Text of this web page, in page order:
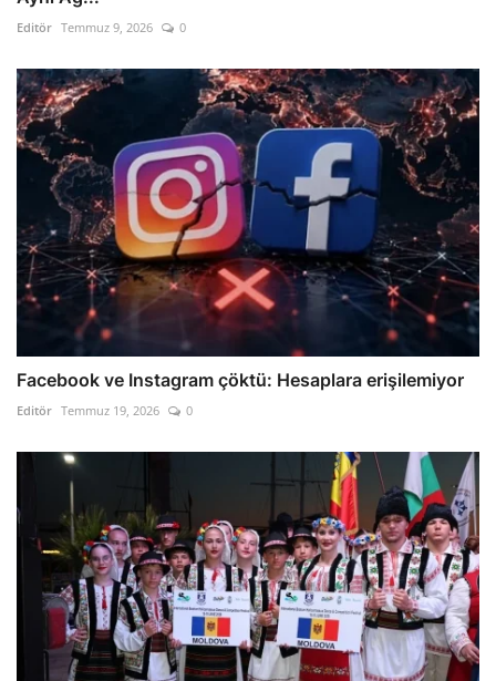
Editör Temmuz 9, 2026 0
Facebook ve Instagram çöktü: Hesaplara erişilemiyor
Editör Temmuz 19, 2026 0